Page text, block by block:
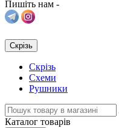
Пишіть нам -
Скрізь
Скрізь
Схеми
Рушники
Каталог товарів